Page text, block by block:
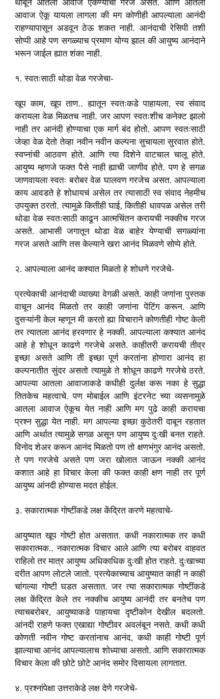
थांबून आतला आवाज ऐकण्याची गरज असते. आणि आतला
आवाज ऐकू यायला लागला की मग कोणीही आपल्याला आनंदी
राहण्यापासून अडवून ठेऊ शकत नाही. आनंदाची रेसिपी तशी
सोप्पी आहे पण सगळ्याच प्रमाण योग्य झाल की आयुष्य आनंदाने
भरून जाईल ह्यात शंका नाही.
१. स्वतःसाठी थोडा वेळ गरजेचा-
खूप काम, खूप ताण.. ह्यातून स्वतःकडे पाहायला, स्व संवाद
करायला वेळ मिळतच नाही. जर आपण स्वतःशीच कनेक्ट झालो
नाही तर आनंदी होण्याचा एक मार्ग बंद होतो. आपण स्वतःसाठी
जेव्हा वेळ देतो तेव्हा नवीन नवीन कल्पना सुचायला सुरवात होते.
स्वप्नांची आठवण होते. आणि त्या दिशेने वाटचाल चालू होते.
आयुष्य म्हणजे फक्त पैसे नाही ह्याची जाणीव होते. पण हे सगळ
जाणवायला स्वतः बरोबर वेळ घालवण गरजेच असत. आपल्याला
काय आवडते हे शोधायचं असेल तर त्यासाठी स्व संवाद नेहमीच
उपयुक्त ठरतो. त्यामुळे कितीही घाई, कितीही धावपळ असेल तरी
थोडा वेळ स्वतःसाठी काढून आत्मचिंतन करायची नक्कीच गरज
असते. आभासी जगातून थोडा वेळ बाहेर येण्याची सगळ्यांना
गरज असते आणि तस केल्याने खरा आनंद मिळवणे सोप्पे होते.
२. आपल्याला आनंद कश्यात मिळतो हे शोधणे गरजेचे-
प्रत्येकाची आनंदाची व्याख्या वेगळी असते. काही जणांना पुस्तक
वाचून आनंद मिळतो तर काही जणांना पेंटिंग करून. आणि
दुसऱ्यांनी केल म्हणून मी करतो ह्या विचाराने कोणतीही गोष्ट केली
तर त्यातला आनंद हरवणार हे नक्की. आपल्याला कश्यात आनंद
आहे हे शोधून काढणे गरजेचे असते. काहीतरी करायची तीव्र
इच्छा असते आणि ती इच्छा पूर्ण करतांना होणारा आनंद हा
कल्पनातीत सुंदर असतो त्यामुळे ते शोधून काढणे गरजेचे ठरते.
आपल्या आतला आवाजाकडे कधीही दुर्लक्ष करू नका हे सुद्धा
तितकेच महत्वाचे. पण मोबाईल आणि इंटरनेट च्या व्यसनामुळे
आतला आवाज ऐकूच येत नाही आणि मग पुढे काही करायचा
प्रश्न सुद्धा येत नाही. मग आपल्या इच्छा कुठेतरी दाबून रहतात
आणि अर्थात त्यामुळे सगळ असून पण आयुष्य दुःखी बनत राहते.
विनोद शेअर करून आनंद मिळतो पण तो क्षणभंगुर आनंद असतो.
ते पण गरजेचे असते पण जरा खोलात जाऊन नक्की आनंद
कशात आहे हा विचार केला की फक्त काही क्षण नाही तर पूर्ण
आयुष्य आंनदी होण्यास मदत होईल.
३. सकारात्मक गोष्टींकडे लक्ष केंद्रित करणे महत्वाचे-
आयुष्यात खूप गोष्टी होत असतात. कधी नकारात्मक तर कधी
सकारात्मक.. नकारात्मक विचार आले आणि त्या बरोबर वाहवत
राहिलो तर मात्र आयुष्य अधिकाधिक दुःखी होत राहते. दुःखाच्या
दरीत आपण लोटले जातो. प्रत्येकाच्याच आयुष्यात काही न काही
चांगल्या गोष्टी घडत असतात. जर त्या सकारात्मक गोष्टींकडे
लक्ष केंद्रित केले तर नक्कीच आयुष्य आनंदी तर बनतेच पण
त्याचबरोबर, आयुष्याकडे पाहायचा दृष्टीकोन देखील बदलतो.
आंनदी राहणे फक्त एखाद्या गोष्टीवर अवलंबून नसते. कधी कधी
कोणती नवीन गोष्ट करतांनाच आनंद, कधी काही गोष्टी पूर्ण
झाल्याचा आनंद आपल्यालाच शोध्याचा असतो. आणि सकारात्मक
विचार केला की छोटे छोटे आनंद समोर दिसायला लागतात.
४. प्रश्नांपेक्षा उत्तराकेडे लक्ष देणे गरजेचे-